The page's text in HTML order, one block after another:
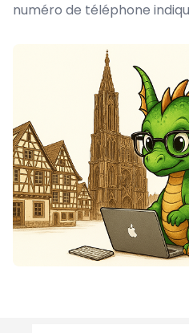
numéro de téléphone